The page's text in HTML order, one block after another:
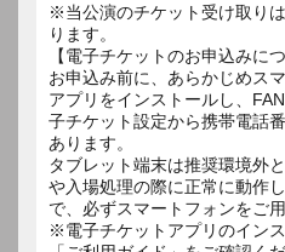
※当公演のチケット受け取り
ります。
【電子チケットのお申込みにつ
お申込み前に、あらかじめス
アプリをインストールし、
子チケット設定から携帯電話
あります。
タブレット端末は推奨環境外
や入場処理の際に正常に動作
で、必ずスマートフォンをご用
※電子チケットアプリのイン